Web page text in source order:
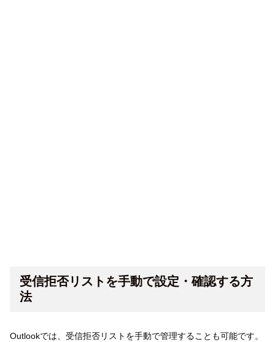
受信拒否リストを手動で設定・確認する方
法
Outlookでは、受信拒否リストを手動で管理することも可能です。